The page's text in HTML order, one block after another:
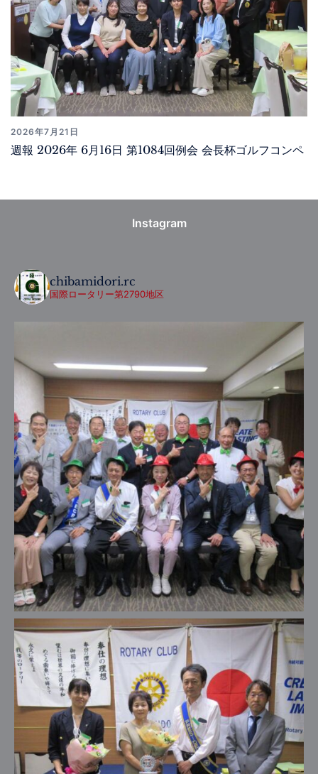
2026年7月21日
週報 2026年 6月16日 第1084回例会 会長杯ゴルフコンペ
Instagram
chibamidori.rc
国際ロータリー第2790地区